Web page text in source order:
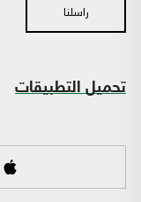
راسلنا
تحميل التطبيقات